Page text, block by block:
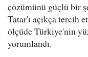
çözümünü güçlü bir
Tatar'ı açıkça tercih
ölçüde Türkiye'nin
yorumlandı.